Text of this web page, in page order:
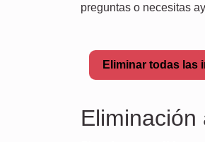
preguntas o necesitas
Eliminar todas las
Eliminación